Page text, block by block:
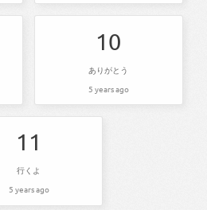
10
ありがとう
5 years ago
11
行くよ
5 years ago